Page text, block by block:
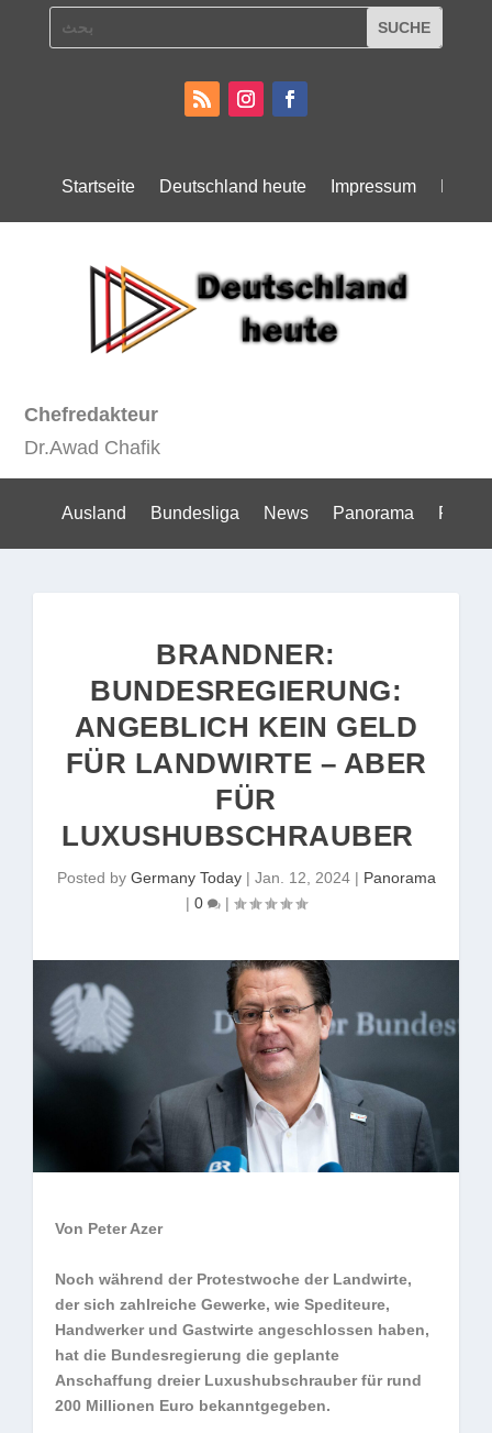
Startseite Deutschland heute Impressum
Chefredakteur
Dr.Awad Chafik
Ausland Bundesliga News Panorama Politik
BRANDNER:
BUNDESREGIERUNG:
ANGEBLICH KEIN GELD
FÜR LANDWIRTE – ABER
FÜR
LUXUSHUBSCHRAUBER
Posted by Germany Today| Jan. 12, 2024| Panorama
| 0 |
Von Peter Azer
Noch während der Protestwoche der Landwirte,
der sich zahlreiche Gewerke, wie Spediteure,
Handwerker und Gastwirte angeschlossen haben,
hat die Bundesregierung die geplante
Anschaffung dreier Luxushubschrauber für rund
200 Millionen Euro bekanntgegeben.